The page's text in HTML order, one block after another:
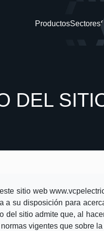
ProductosSectores
DEL
sitio web
a su disposición para
del sitio admite que, al
vigentes que sobre